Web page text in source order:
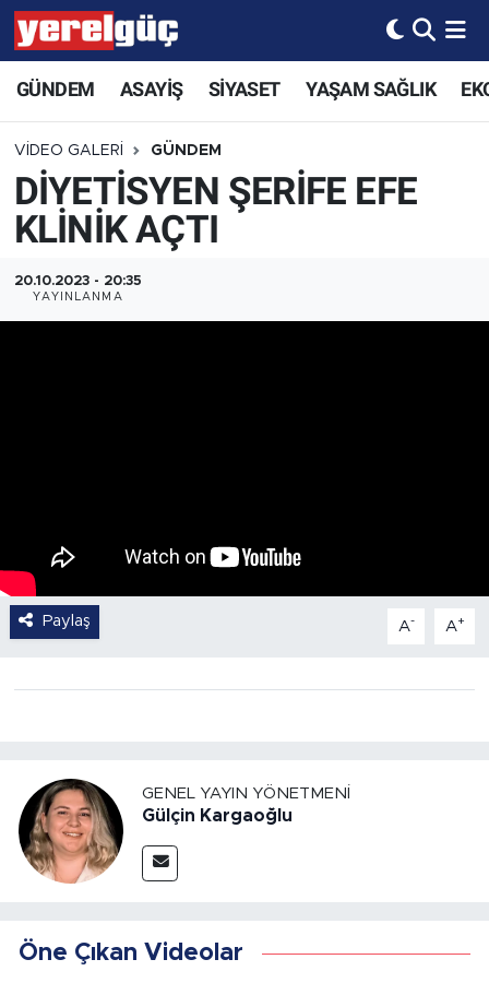
GÜNDEM ASAYİŞ SİYASET YAŞAM SAĞLIK
VIDEO GALERI GÜNDEM
DİYETİSYEN ŞERİFE EFE
KLİNİK AÇTI
20.10.2023 - 20:35
YAYINLANMA
Paylaş A- A+
GENEL YAYIN YÖNETMENI
Gülçin Kargaoğlu
Öne Çıkan Videolar